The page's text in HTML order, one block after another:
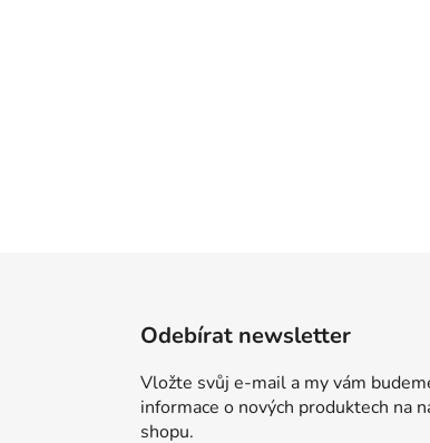
Odebírat newsletter
Vložte svůj e-mail a my vám
informace o nových produktech na
shopu.